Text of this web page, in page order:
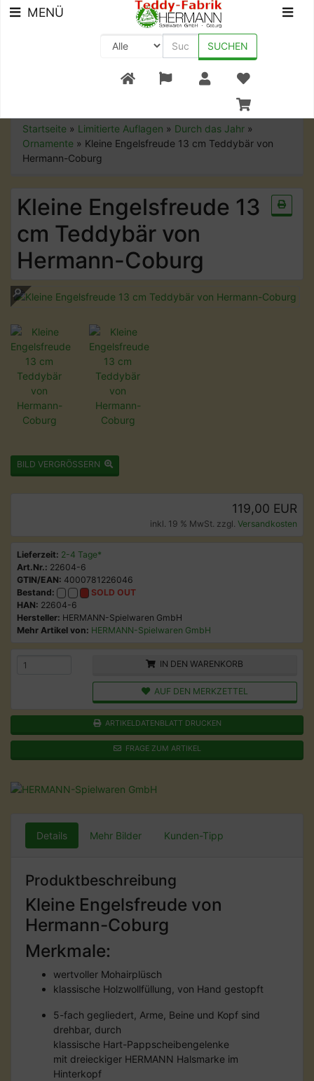
+49 (0) 9561-8590-0
MENÜ
SUCHEN
Startseite » Limitierte Auflagen » Durch das Jahr »
Ornamente » Kleine Engelsfreude 13 cm Teddybär von
Hermann-Coburg
Kleine Engelsfreude 13
cm Teddybär von
Hermann-Coburg
BILD VERGRÖSSERN
119,00 EUR
inkl. 19 % MwSt. zzgl. Versandkosten
Lieferzeit: 2-4 Tage*
Art.Nr.: 22604-6
GTIN/EAN: 4000781226046
Bestand:
SOLD OUT
HAN: 22604-6
Hersteller: HERMANN-Spielwaren GmbH
Mehr Artikel von: HERMANN-Spielwaren GmbH
IN DEN WARENKORB
AUF DEN MERKZETTEL
ARTIKELDATENBLATT DRUCKEN
FRAGE ZUM ARTIKEL
Details Mehr Bilder Kunden-Tipp
Produktbeschreibung
Kleine Engelsfreude von
Hermann-Coburg
Merkmale:
wertvoller Mohairplüsch
klassische Holzwollfüllung, von Hand gestopft
5-fach gegliedert, Arme, Beine und Kopf sind
drehbar, durch
klassische Hart-Pappscheibengelenke
mit dreieckiger HERMANN Halsmarke im
Hinterkopf